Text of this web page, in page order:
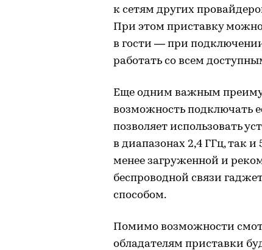
к сетям других
При этом приставку можно
в гости — при
работать со всем
Еще одним важным
возможность подключать
позволяет использовать
в диапазонах 2,4 ГГц, так и
менее загруженной и
беспроводной связи
способом.
Помимо возможности
обладателям приставки